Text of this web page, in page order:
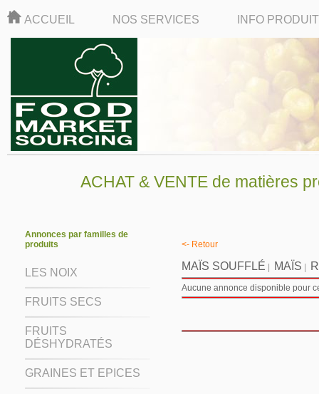
ACCUEIL NOS SERVICES INFO
ACHAT & VENTE de matières
Annonces par familles de
produits
LES NOIX
FRUITS SECS
FRUITS
DÉSHYDRATÉS
GRAINES ET EPICES
<- Retour
MAÏS SOUFFLÉ MAÏS
Aucune annonce disponible pour